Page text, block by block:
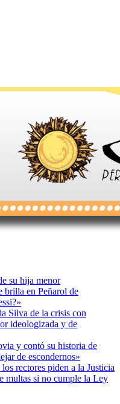
su hija menor
brilla en Peñarol de
Silva de la crisis con
ideologizada y de
y contó su historia de
de escondernos»
rectores piden a la Justicia
multas si no cumple la Ley